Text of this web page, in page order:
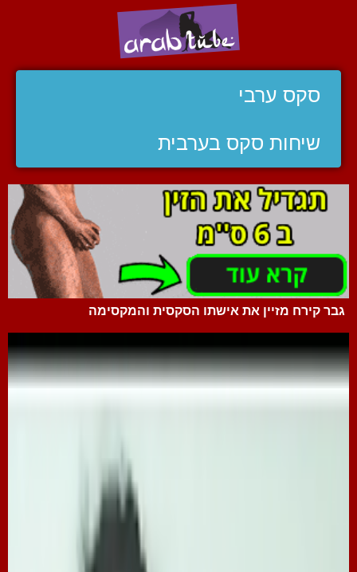
סקס ערבי
שיחות סקס בערבית
גבר קירח מזיין את אישתו הסקסית והמקסימה